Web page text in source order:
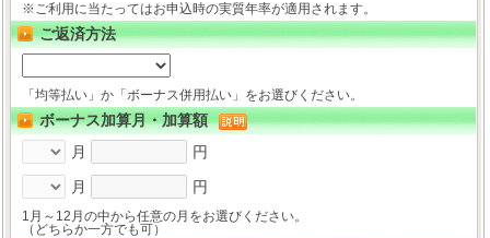
※ご利用に当たってはお申込時の実質年率が適用されます。
ご返済方法
「均等払い」か「ボーナス併用払い」をお選びください。
ボーナス加算月・加算額
月
円
月
円
1月～12月の中から任意の月をお選びください。
（どちらか一方でも可）